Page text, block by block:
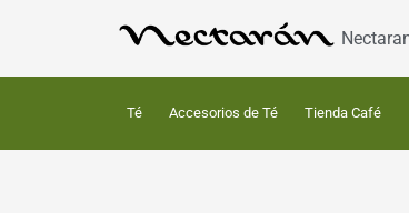
Té Accesorios de Té Tienda Café